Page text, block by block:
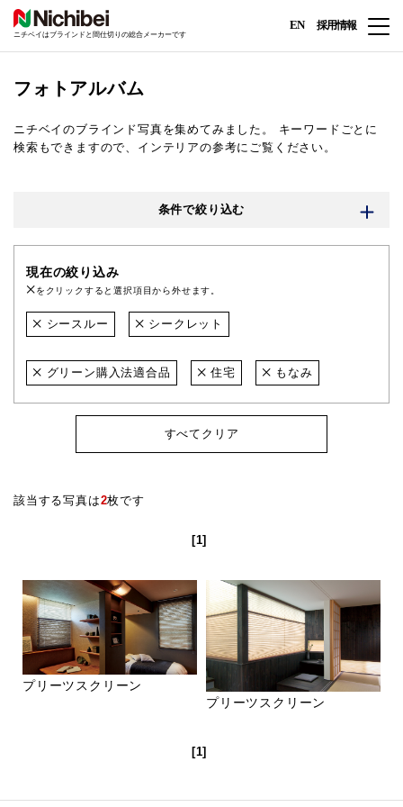
ニチベイはブラインドと間仕切りの総合メーカーです
EN 採用情報
フォトアルバム
ニチベイのブラインド写真を集めてみました。
キーワードごとに
検索もできますので、インテリアの参考にご覧ください。
条件で絞り込む
現在の絞り込み
をクリックすると選択項目から外せます。
シースルー シークレット
グリーン購入法適合品 住宅 もなみ
すべてクリア
該当する写真は2枚です
[1]
プリーツスクリーン
プリーツスクリーン
[1]